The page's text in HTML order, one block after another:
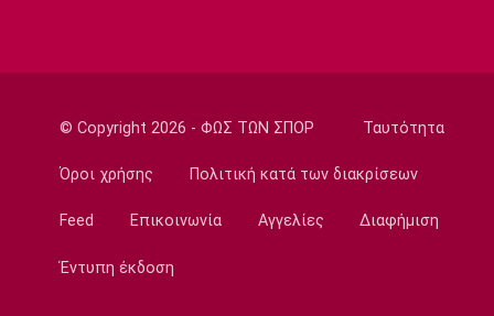
Super League 1
13:20
Στοίχημα
13:05
Super League 1
Επίσημο: Στον ΠΑΟΚ ο Γιαννούλης
© Copyright 2026 - ΦΩΣ ΤΩΝ ΣΠΟΡ Ταυτότητα
Όροι χρήσης Πολιτική κατά των διακρίσεων
Feed Επικοινωνία Αγγελίες Διαφήμιση
Έντυπη έκδοση